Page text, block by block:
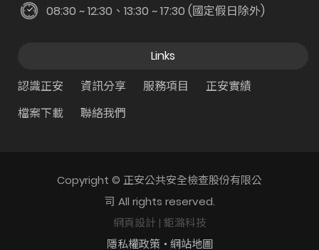
08:30 ~ 12:30、13:30 ~ 17:30 (國定假日除外)
Links
認識正安
資訊分享 服務項目
正安實績
檔案下載
聯絡我們
Copyright © 正安公共安全檢查股份有限公
司 All rights reserved.
網頁設計 | 鉅潞科技
隱私權政策
網站地圖